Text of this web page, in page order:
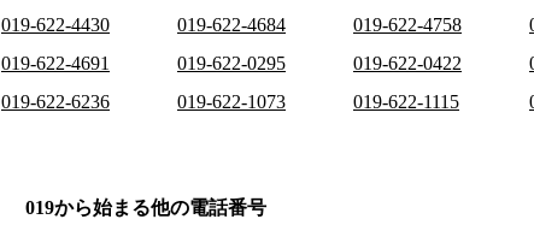
019-622-4430
019-622-4684 019-622-4758
019-622-4691
019-622-0295 019-622-0422
019-622-6236
019-622-1073 019-622-1115
019から始まる他の電話番号